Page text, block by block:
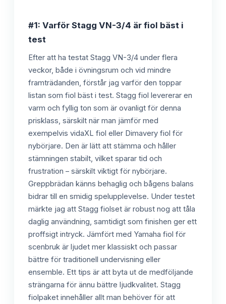
#1: Varför Stagg VN-3/4 är fiol bäst i
test
Efter att ha testat Stagg VN-3/4 under flera
veckor, både i övningsrum och vid mindre
framträdanden, förstår jag varför den toppar
listan som fiol bäst i test. Stagg fiol levererar en
varm och fyllig ton som är ovanligt för denna
prisklass, särskilt när man jämför med
exempelvis vidaXL fiol eller Dimavery fiol för
nybörjare. Den är lätt att stämma och håller
stämningen stabilt, vilket sparar tid och
frustration – särskilt viktigt för nybörjare.
Greppbrädan känns behaglig och bågens balans
bidrar till en smidig spelupplevelse. Under testet
märkte jag att Stagg fiolset är robust nog att tåla
daglig användning, samtidigt som finishen ger ett
proffsigt intryck. Jämfört med Yamaha fiol för
scenbruk är ljudet mer klassiskt och passar
bättre för traditionell undervisning eller
ensemble. Ett tips är att byta ut de medföljande
strängarna för ännu bättre ljudkvalitet. Stagg
fiolpaket innehåller allt man behöver för att